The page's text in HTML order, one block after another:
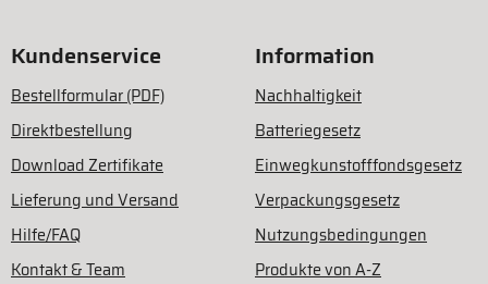
Kundenservice
Bestellformular (PDF)
Direktbestellung
Download Zertifikate
Lieferung und Versand
Hilfe/FAQ
Kontakt & Team
Information
Nachhaltigkeit
Batteriegesetz
Einwegkunstofffondsgesetz
Verpackungsgesetz
Nutzungsbedingungen
Produkte von A-Z